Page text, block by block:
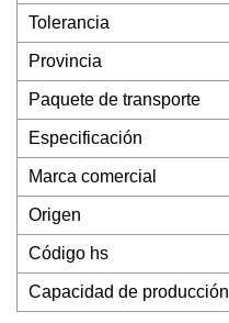
Tolerancia
Provincia
Paquete de transporte
Especificación
Marca comercial
Origen
Código hs
Capacidad de producción